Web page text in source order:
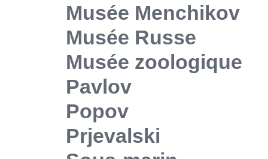
Musée Menchikov
Musée Russe
Musée zoologique
Pavlov
Popov
Prjevalski